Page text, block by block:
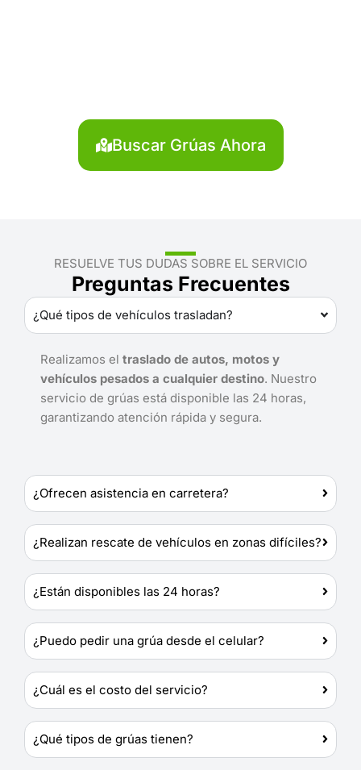
Buscar Grúas Ahora
RESUELVE TUS DUDAS SOBRE EL SERVICIO
Preguntas Frecuentes
¿Qué tipos de vehículos trasladan?
Realizamos el traslado de autos, motos y
vehículos pesados a cualquier destino. Nuestro
servicio de grúas está disponible las 24 horas,
garantizando atención rápida y segura.
¿Ofrecen asistencia en carretera?
¿Realizan rescate de vehículos en zonas difíciles?
¿Están disponibles las 24 horas?
¿Puedo pedir una grúa desde el celular?
¿Cuál es el costo del servicio?
¿Qué tipos de grúas tienen?